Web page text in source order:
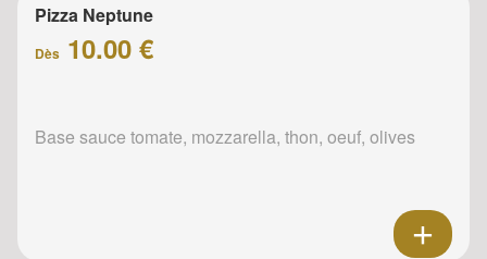
Pizza Neptune
Dès 10.00 €
Base sauce tomate, mozzarella, thon, oeuf, olives